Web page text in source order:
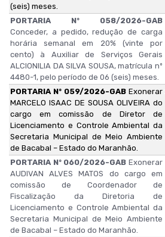
(seis) meses.
PORTARIA Nº 058/2026-GAB
Conceder, a pedido, redução de carga
horária semanal em 20% (vinte por
cento) à Auxiliar de Serviços Gerais
ALCIONILIA DA SILVA SOUSA, matrícula nº
4480-1, pelo período de 06 (seis) meses.
PORTARIA Nº 059/2026-GAB Exonerar
MARCELO ISAAC DE SOUSA OLIVEIRA do
cargo em comissão de Diretor de
Licenciamento e Controle Ambiental da
Secretaria Municipal de Meio Ambiente
de Bacabal – Estado do Maranhão.
PORTARIA Nº 060/2026-GAB Exonerar
AUDIVAN ALVES MATOS do cargo em
comissão de Coordenador de
Fiscalização da Diretoria de
Licenciamento e Controle Ambiental da
Secretaria Municipal de Meio Ambiente
de Bacabal – Estado do Maranhão.